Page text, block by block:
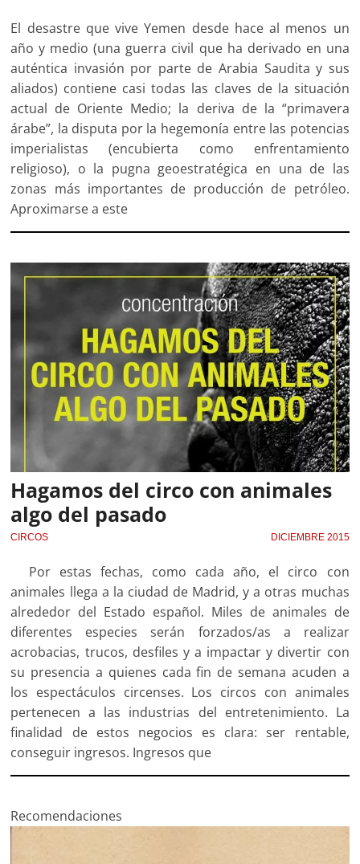
El desastre que vive Yemen desde hace al menos un
año y medio (una guerra civil que ha derivado en una
auténtica invasión por parte de Arabia Saudita y sus
aliados) contiene casi todas las claves de la situación
actual de Oriente Medio; la deriva de la “primavera
árabe”, la disputa por la hegemonía entre las potencias
imperialistas (encubierta como enfrentamiento
religioso), o la pugna geoestratégica en una de las
zonas más importantes de producción de petróleo.
Aproximarse a este
Hagamos del circo con animales
algo del pasado
CIRCOS DICIEMBRE 2015
Por estas fechas, como cada año, el circo con
animales llega a la ciudad de Madrid, y a otras muchas
alrededor del Estado español. Miles de animales de
diferentes especies serán forzados/as a realizar
acrobacias, trucos, desfiles y a impactar y divertir con
su presencia a quienes cada fin de semana acuden a
los espectáculos circenses. Los circos con animales
pertenecen a las industrias del entretenimiento. La
finalidad de estos negocios es clara: ser rentable,
conseguir ingresos. Ingresos que
Recomendaciones